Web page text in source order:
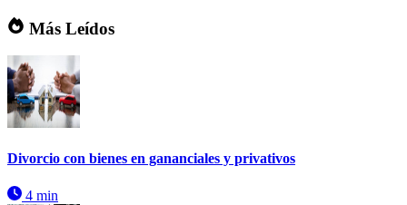
Más Leídos
Divorcio con bienes en gananciales y privativos
4 min